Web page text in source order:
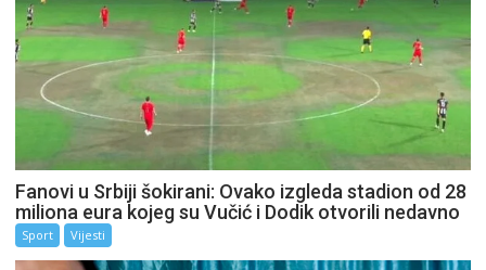
Fanovi u Srbiji šokirani: Ovako izgleda stadion od 28
miliona eura kojeg su Vučić i Dodik otvorili nedavno
Sport Vijesti